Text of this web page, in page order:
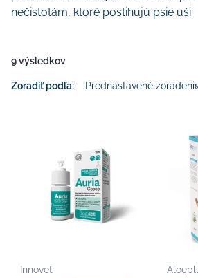
nečistotám, ktoré postihujú psie uši.
9 výsledkov
Zoradiť podľa:
Innovet